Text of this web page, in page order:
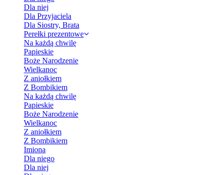
Dla niej
Dla Przyjaciela
Dla Siostry, Brata
Perełki prezentowe
Na każdą chwilę
Papieskie
Boże Narodzenie
Wielkanoc
Z aniołkiem
Z Bombikiem
Na każdą chwilę
Papieskie
Boże Narodzenie
Wielkanoc
Z aniołkiem
Z Bombikiem
Imiona
Dla niego
Dla niej